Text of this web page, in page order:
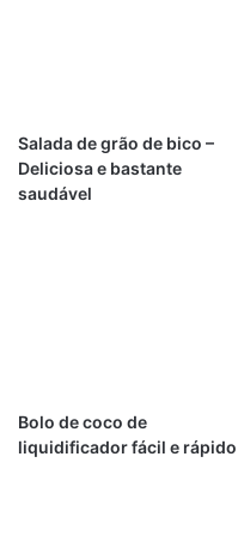
Salada de grão de bico –
Deliciosa e bastante
saudável
Bolo de coco de
liquidificador fácil e rápido